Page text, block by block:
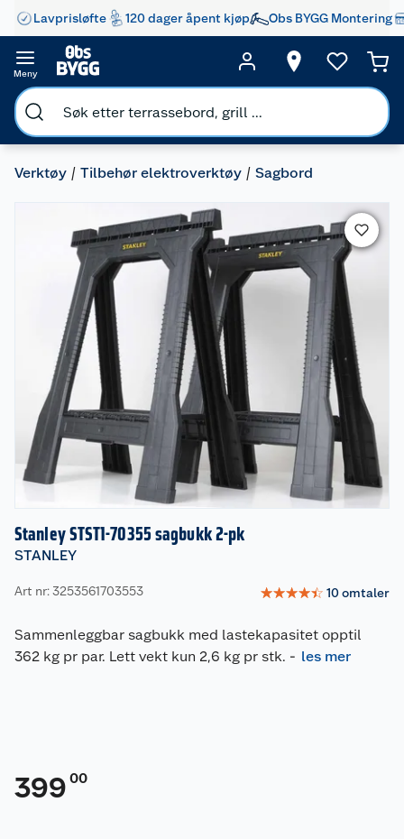
Lavprisløfte 120 dager åpent kjøp Obs BYGG Montering
Meny
Verktøy Tilbehør elektroverktøy Sagbord
Stanley STST1-70355 sagbukk 2-pk
STANLEY
Art nr: 3253561703553 ☆☆☆☆☆ 10omtaler
Sammenleggbar sagbukk med lastekapasitet opptil
362 kg pr par. Lett vekt kun 2,6 kg pr stk. - les mer
399 00